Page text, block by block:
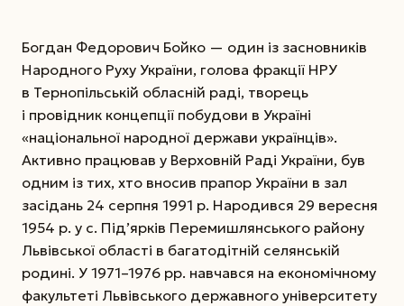
Богдан Федорович Бойко — один із засновників
Народного Руху України, голова фракції НРУ
в Тернопільській обласній раді, творець
і провідник концепції побудови в Україні
«національної народної держави українців».
Активно працював у Верховній Раді України, був
одним із тих, хто вносив прапор України в зал
засідань 24 серпня 1991 р. Народився 29 вересня
1954 р. у с. Під’ярків Перемишлянського району
Львівської області в багатодітній селянській
родині. У 1971–1976 рр. навчався на економічному
факультеті Львівського державного університету